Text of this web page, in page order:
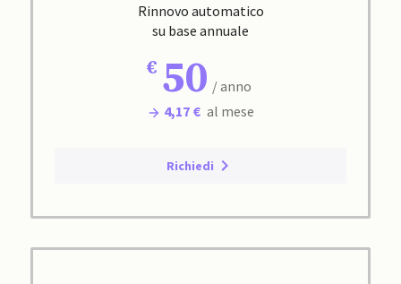
Rinnovo automatico
su base annuale
50 / anno
4,17 € al mese
Richiedi